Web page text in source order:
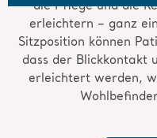
die Pflege und die
erleichtern – ganz
Sitzposition können
dass der Blickkontakt
erleichtert werden,